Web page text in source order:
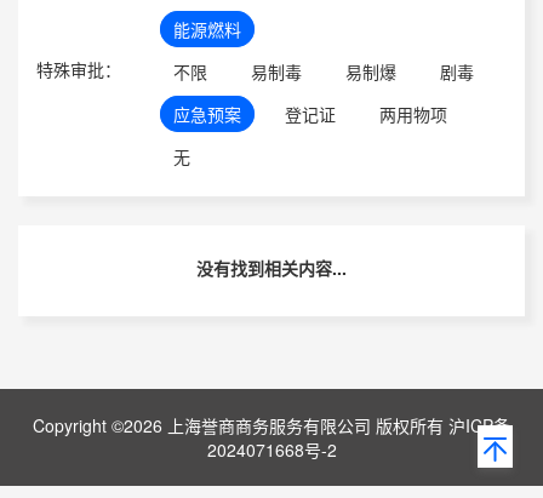
能源燃料
特殊审批：
不限 易制毒 易制爆
剧毒
应急预案
登记证
两用物项
无
没有找到相关内容...
Copyright ©2026 上海誉商商务服务有限公司 版权所有 沪ICP备
2024071668号-2